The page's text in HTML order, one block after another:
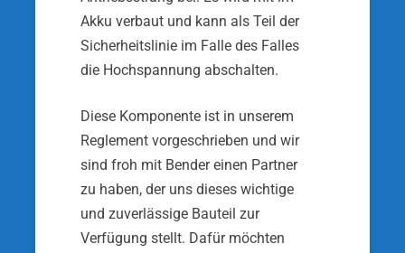
Akku verbaut und kann als Teil der
Sicherheitslinie im Falle des Falles
die Hochspannung abschalten.
Diese Komponente ist in unserem
Reglement vorgeschrieben und wir
sind froh mit Bender einen Partner
zu haben, der uns dieses wichtige
und zuverlässige Bauteil zur
Verfügung stellt. Dafür möchten